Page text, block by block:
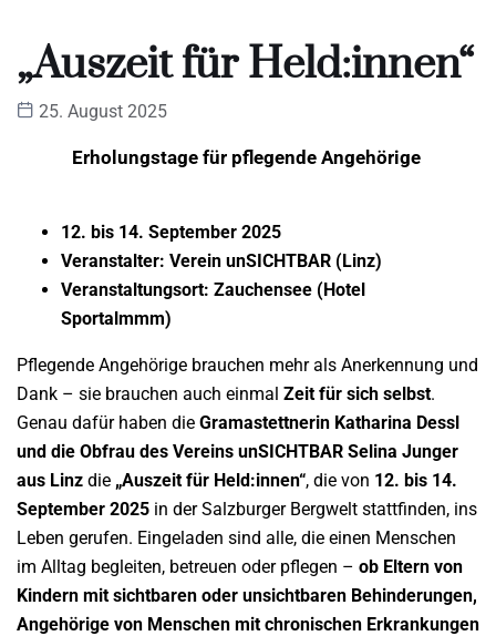
„Auszeit für Held:innen“
25. August 2025
Erholungstage für pflegende Angehörige
12. bis 14. September 2025
Veranstalter: Verein unSICHTBAR (Linz)
Veranstaltungsort: Zauchensee (Hotel
Sportalmmm)
Pflegende Angehörige brauchen mehr als Anerkennung und
Dank – sie brauchen auch einmal Zeit für sich selbst.
Genau dafür haben die Gramastettnerin Katharina Dessl
und die Obfrau des Vereins unSICHTBAR Selina Junger
aus Linz die „Auszeit für Held:innen“, die von 12. bis 14.
September 2025 in der Salzburger Bergwelt stattfinden, ins
Leben gerufen. Eingeladen sind alle, die einen Menschen
im Alltag begleiten, betreuen oder pflegen – ob Eltern von
Kindern mit sichtbaren oder unsichtbaren Behinderungen,
Angehörige von Menschen mit chronischen Erkrankungen